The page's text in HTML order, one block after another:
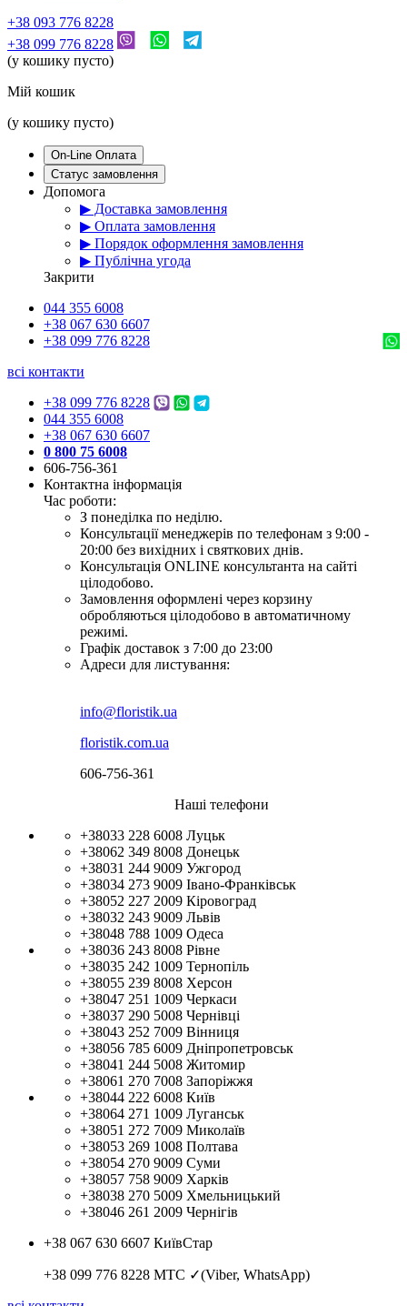
+38 093 776 8228
+38 099 776 8228
(у кошику пусто)
Мій кошик
(у кошику пусто)
On-Line Оплата
Статус замовлення
Допомога
▶ Доставка замовлення
▶ Оплата замовлення
▶ Порядок оформлення замовлення
▶ Публічна угода
Закрити
044 355 6008
+38 067 630 6607
+38 099 776 8228
всі контакти
+38 099 776 8228
044 355 6008
+38 067 630 6607
0 800 75 6008
606-756-361
Контактна інформація
Час роботи:
З понеділка по неділю.
Консультації менеджерів по телефонам з 9:00 -
20:00 без вихідних і святкових днів.
Консультація ONLINE консультанта на сайті
цілодобово.
Замовлення оформлені через корзину
обробляються цілодобово в автоматичному
режимі.
Графік доставок з 7:00 до 23:00
Адреси для листування:
info@floristik.ua
floristik.com.ua
606-756-361
Наші телефони
+38033 228 6008 Луцьк
+38062 349 8008 Донецьк
+38031 244 9009 Ужгород
+38034 273 9009 Івано-Франківськ
+38052 227 2009 Кіровоград
+38032 243 9009 Львів
+38048 788 1009 Одеса
+38036 243 8008 Рівне
+38035 242 1009 Тернопіль
+38055 239 8008 Херсон
+38047 251 1009 Черкаси
+38037 290 5008 Чернівці
+38043 252 7009 Вінниця
+38056 785 6009 Дніпропетровськ
+38041 244 5008 Житомир
+38061 270 7008 Запоріжжя
+38044 222 6008 Київ
+38064 271 1009 Луганськ
+38051 272 7009 Миколаїв
+38053 269 1008 Полтава
+38054 270 9009 Суми
+38057 758 9009 Харків
+38038 270 5009 Хмельницький
+38046 261 2009 Чернігів
+38 067 630 6607 КиївСтар
+38 099 776 8228 МТС ✓(Viber, WhatsApp)